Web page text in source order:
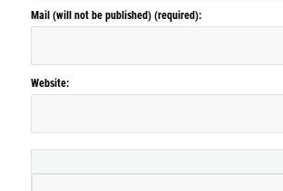
Mail (will not be published) (required):
Website: